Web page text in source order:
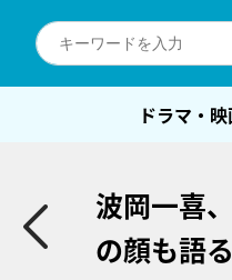
ドラマ・
波岡一喜
の顔も語